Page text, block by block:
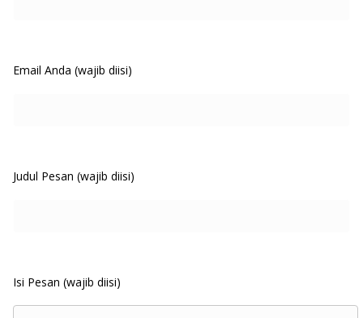
Email Anda (wajib diisi)
Judul Pesan (wajib diisi)
Isi Pesan (wajib diisi)